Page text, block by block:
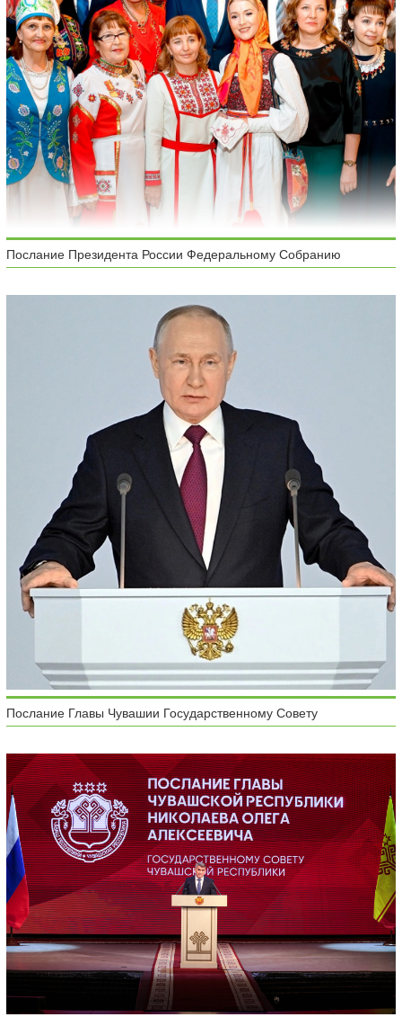
Послание Президента России Федеральному Собранию
Послание Главы Чувашии Государственному Совету